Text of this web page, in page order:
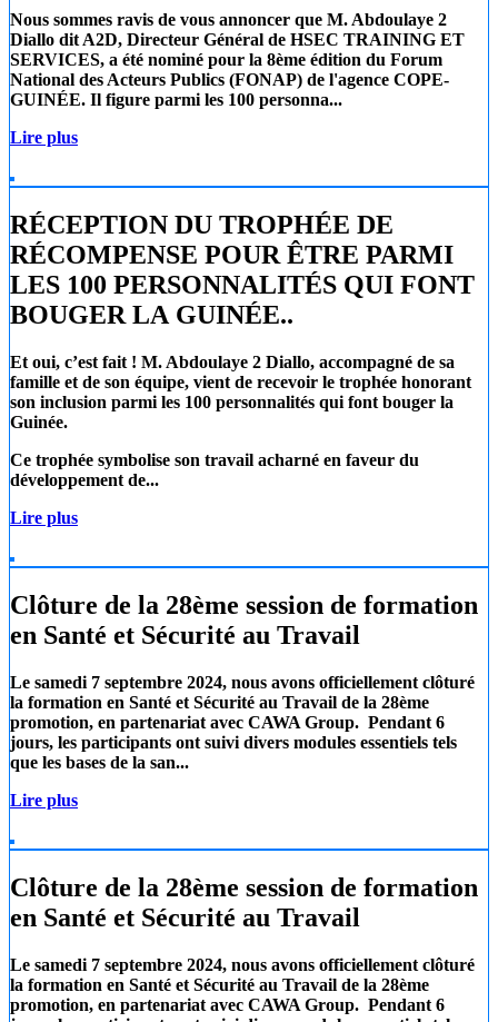
Nous sommes ravis de vous annoncer que M. Abdoulaye 2
Diallo dit A2D, Directeur Général de HSEC TRAINING ET
SERVICES, a été nominé pour la 8ème édition du Forum
National des Acteurs Publics (FONAP) de l'agence COPE-
GUINÉE. Il figure parmi les 100 personna...
Lire plus
RÉCEPTION DU TROPHÉE DE
RÉCOMPENSE POUR ÊTRE PARMI
LES 100 PERSONNALITÉS QUI FONT
BOUGER LA GUINÉE..
Et oui, c’est fait ! M. Abdoulaye 2 Diallo, accompagné de sa
famille et de son équipe, vient de recevoir le trophée honorant
son inclusion parmi les 100 personnalités qui font bouger la
Guinée.
Ce trophée symbolise son travail acharné en faveur du
développement de...
Lire plus
Clôture de la 28ème session de formation
en Santé et Sécurité au Travail
Le samedi 7 septembre 2024, nous avons officiellement clôturé
la formation en Santé et Sécurité au Travail de la 28ème
promotion, en partenariat avec CAWA Group. Pendant 6
jours, les participants ont suivi divers modules essentiels tels
que les bases de la san...
Lire plus
Clôture de la 28ème session de formation
en Santé et Sécurité au Travail
Le samedi 7 septembre 2024, nous avons officiellement clôturé
la formation en Santé et Sécurité au Travail de la 28ème
promotion, en partenariat avec CAWA Group. Pendant 6